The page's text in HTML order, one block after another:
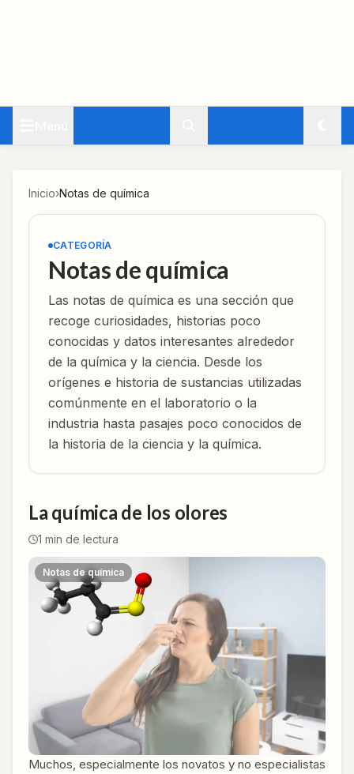
Inicio›Notas de química
CATEGORÍA
Notas de química
Las notas de química es una sección que
recoge curiosidades, historias poco
conocidas y datos interesantes alrededor
de la química y la ciencia. Desde los
orígenes e historia de sustancias utilizadas
comúnmente en el laboratorio o la
industria hasta pasajes poco conocidos de
la historia de la ciencia y la química.
La química de los olores
1 min de lectura
Notas de química
Muchos, especialmente los novatos y no especialistas